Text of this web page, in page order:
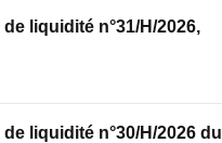
liquidité n°31/H/2026,
liquidité n°30/H/2026 du